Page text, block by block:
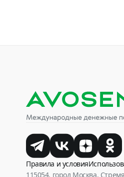
Правила и условия
115054, город Москва,